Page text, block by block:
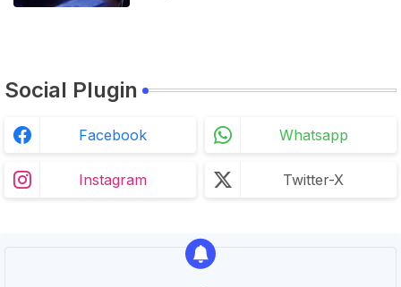
Social Plugin
Facebook Whatsapp
Instagram Twitter-X